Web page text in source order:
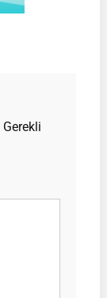
Gerekli